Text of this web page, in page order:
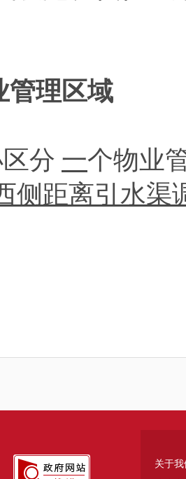
管理区域
分 一个物业
侧距离引水
关于我